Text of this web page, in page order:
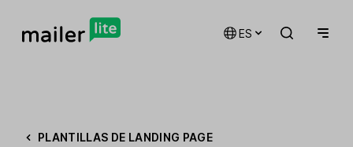
ES
PLANTILLAS DE LANDING PAGE